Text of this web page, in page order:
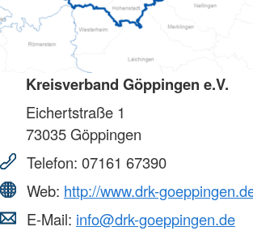
Kreisverband Göppingen e.V.
Eichertstraße 1
73035Göppingen
Telefon: 07161 67390
Web: http://www.drk-
E-Mail: info@drk-goeppingen.de